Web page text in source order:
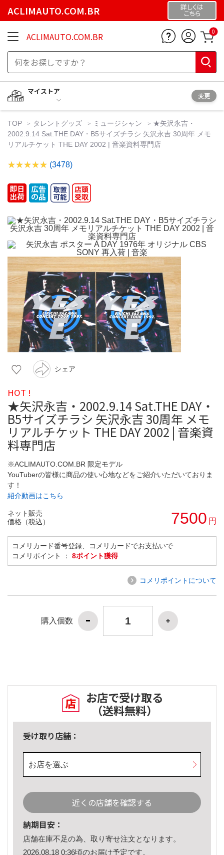
ACLIMAUTO.COM.BR 詳しくは
こちら
ACLIMAUTO.COM.BR 0
マイストア
変更
TOP タレントグッズ ミュージシャン
★矢沢永吉・
2002.9.14 Sat.THE DAY・B5サイズチラシ 矢沢永吉 30周年 メモ
リアルチケット THE DAY 2002 | 音楽資料専門店
(3478)
シェア
HOT !
★矢沢永吉・2002.9.14 Sat.THE DAY・
B5サイズチラシ 矢沢永吉 30周年 メモ
リアルチケット THE DAY 2002 | 音楽資
料専門店
※ACLIMAUTO.COM.BR 限定モデル
YouTuberの皆様に商品の使い心地などをご紹介いただいておりま
す！
紹介動画はこちら
ネット販売
価格（税込）
7500 円
コメリカード番号登録、コメリカードでお支払いで
コメリポイント ： 8ポイント獲得
コメリポイントについて
購入個数
お店で受け取る
（送料無料）
受け取り店舗：
お店を選ぶ
近くの店舗を確認する
納期目安：
店舗在庫不足の為、取り寄せ注文となります。
2026.08.18 0:36頃のお届け予定です。